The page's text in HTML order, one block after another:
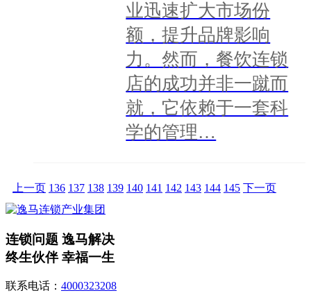
业迅速扩大市场份
额，提升品牌影响
力。然而，餐饮连锁
店的成功并非一蹴而
就，它依赖于一套科
学的管理…
上一页 136 137 138 139 140 141 142 143 144 145 下一页
连锁问题 逸马解决
终生伙伴 幸福一生
联系电话： 4000323208